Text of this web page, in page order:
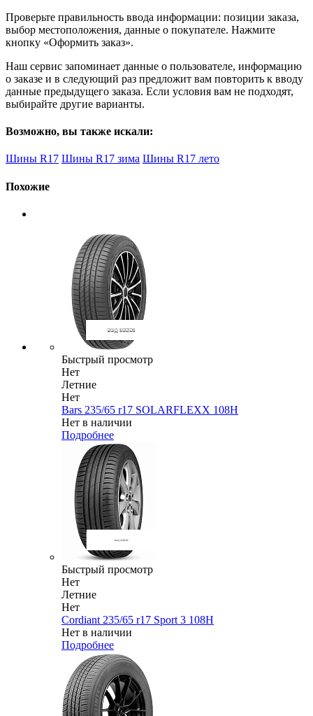
Проверьте правильность ввода информации: позиции заказа,
выбор местоположения, данные о покупателе. Нажмите
кнопку «Оформить заказ».
Наш сервис запоминает данные о пользователе, информацию
о заказе и в следующий раз предложит вам повторить к вводу
данные предыдущего заказа. Если условия вам не подходят,
выбирайте другие варианты.
Возможно, вы также искали:
Шины R17 Шины R17 зима Шины R17 лето
Похожие
Быстрый просмотр
Нет
Летние
Нет
Bars 235/65 r17 SOLARFLEXX 108H
Нет в наличии
Подробнее
Быстрый просмотр
Нет
Летние
Нет
Cordiant 235/65 r17 Sport 3 108H
Нет в наличии
Подробнее